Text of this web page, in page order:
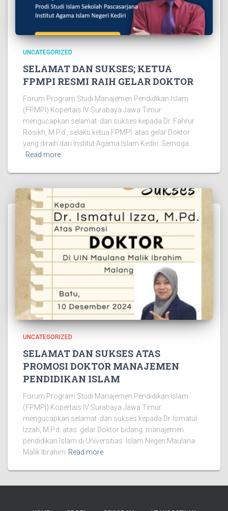
UNCATEGORIZED
SELAMAT DAN SUKSES; KETUA
FPMPI RESMI RAIH GELAR DOKTOR
Forum Program Studi Manajemen Pendidikan Islam
(FPMPI) Kopertais IV Surabaya Jawa Timur
mengucapkan selamat dan sukses kepada Dr. Fahrur
Rosikh, M.P.d., selaku ketua FPMPI atas gelar Doktor
yang diraih dari Institut Agama lslam Kediri. Semoga
Read more
UNCATEGORIZED
SELAMAT DAN SUKSES ATAS
PROMOSI DOKTOR MANAJEMEN
PENDIDIKAN ISLAM
Forum Program Studi Manajemen Pendidikan Islam
(FPMPI) Kopertais IV Surabaya Jawa Timur
mengucapkan selamat dan sukses kepada Dr. Ismatul
Izzah, M.P.d. atas gelar Doktor bidang manajemen
pendidikan Islam di Universitias Islam Negeri Maulana
Malik Ibrahim Read more